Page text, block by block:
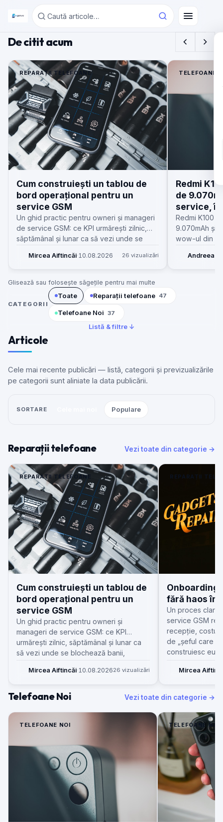
E-GSM
De citit acum
REPARAȚII TELEFOANE
Cum construiești un tablou de
bord operațional pentru un
service GSM
Un ghid practic pentru owneri și manageri
de service GSM: ce KPI urmărești zilnic,
săptămânal și lunar ca să vezi unde se
Mircea Aiftincăi· 10.08.2026 26 vizualizări
TELEFOANE
Redmi
de
service,
Redmi K100
9.070mAh și
wow-ul din
așteptările
Andreea
Glisează sau folosește săgețile pentru mai multe
CATEGORII
Toate Reparații telefoane 47
Telefoane Noi 37
Listă & filtre ↓
Articole
Cele mai recente publicări — listă, categorii și previzualizările
pe categorii sunt aliniate la data publicării.
SORTARE Populare
Reparații telefoane Vezi toate din categorie →
REPARAȚII TELEFOANE
Cum construiești un tablou de
bord operațional pentru un
service GSM
Un ghid practic pentru owneri și
manageri de service GSM: ce KPI
urmărești zilnic, săptămânal și lunar ca
să vezi unde se blochează banii,
Mircea Aiftincăi·10.08.202626 vizualizări
REPARAȚII
Onboarding
fără haos în
Un proces clar
service GSM
recepție,
de „șeful care
construiesc eu,
Mircea
Telefoane Noi Vezi toate din categorie →
TELEFOANE NOI TELEFOANE NOI